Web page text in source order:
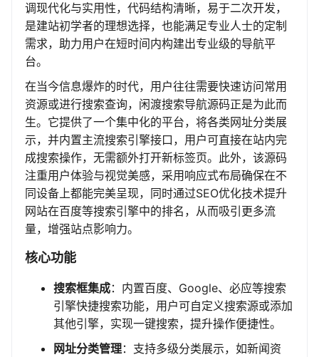
调现代化与实用性，代码结构清晰，易于二次开发，
是建站初学者的理想选择，也能满足专业人士的定制
需求，助力用户在短时间内构建出专业级的导航平
台。
在当今信息爆炸的时代，用户往往需要快速访问常用
资源或进行搜索查询，闲渡搜索导航源码正是为此而
生。它提供了一个集中化的平台，将各类网址分类展
示，并内置主流搜索引擎接口，用户可直接在站内完
成搜索操作，无需额外打开新标签页。此外，该源码
注重用户体验与视觉美感，采用响应式布局确保在不
同设备上都能完美呈现，同时通过SEO优化技术提升
网站在百度等搜索引擎中的排名，从而吸引更多流
量，增强站点影响力。
核心功能
搜索框集成：内置百度、Google、必应等搜索
引擎快捷搜索功能，用户可自定义搜索源或添加
其他引擎，实现一键搜索，提升操作便捷性。
网址分类管理：支持多级分类展示，如新闻资